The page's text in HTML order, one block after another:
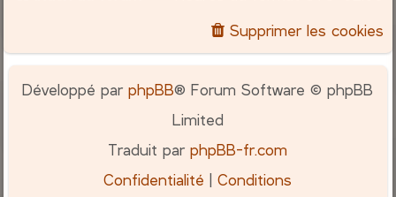
Supprimer les cookies
Développé parphpBB® Forum Software © phpBB
Limited
Traduit parphpBB-fr.com
Confidentialité |Conditions